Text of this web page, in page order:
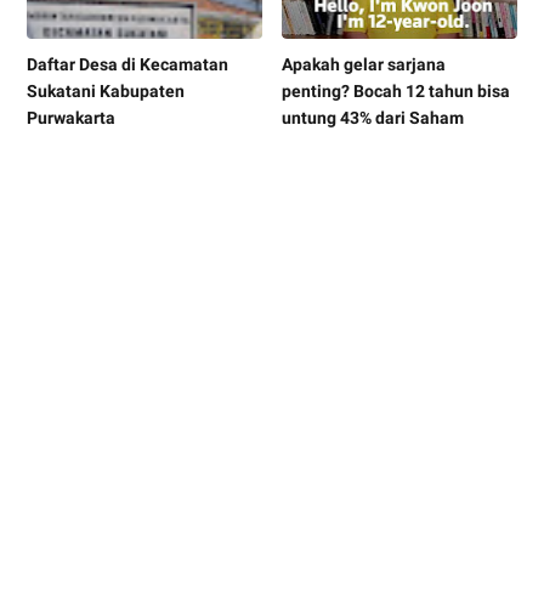
Daftar Desa di Kecamatan
Sukatani Kabupaten
Purwakarta
Apakah gelar sarjana
penting? Bocah 12 tahun bisa
untung 43% dari Saham